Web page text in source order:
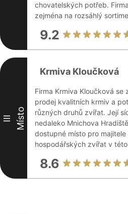
chovatelských potřeb.
zejména na rozsáhlý
9.2
III Místo
Krmiva Kloučková
Firma Krmiva Kloučková se
prodej kvalitních krmiv a
různých druhů zvířat. Její
nedaleko Mnichova
dostupné místo pro
hospodářských zvířat v
8.6